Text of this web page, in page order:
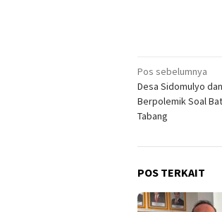
Navigasi
pos
Pos sebelumnya
Desa Sidomulyo
Berpolemik Soal
Tabang
POS TERKAIT